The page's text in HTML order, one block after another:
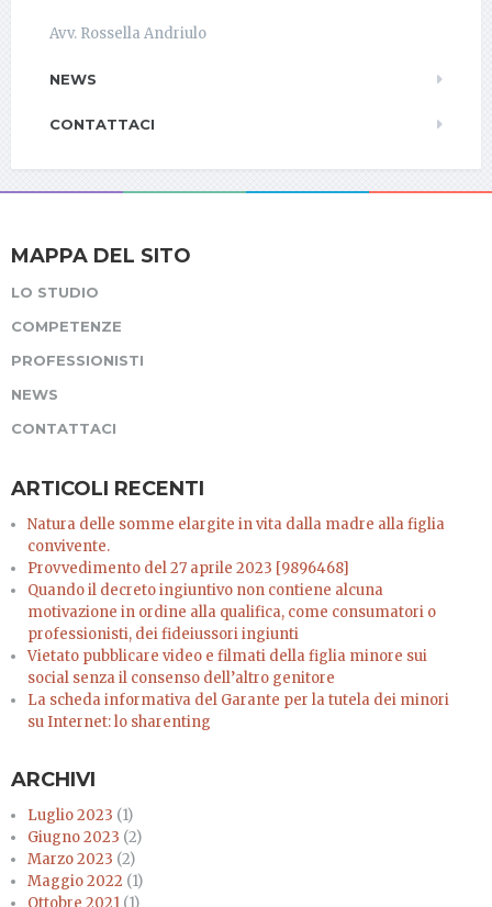
Avv. Rossella Andriulo
NEWS
CONTATTACI
MAPPA DEL SITO
LO STUDIO
COMPETENZE
PROFESSIONISTI
NEWS
CONTATTACI
ARTICOLI RECENTI
Natura delle somme elargite in vita dalla madre alla figlia
convivente.
Provvedimento del 27 aprile 2023 [9896468]
Quando il decreto ingiuntivo non contiene alcuna
motivazione in ordine alla qualifica, come consumatori o
professionisti, dei fideiussori ingiunti
Vietato pubblicare video e filmati della figlia minore sui
social senza il consenso dell’altro genitore
La scheda informativa del Garante per la tutela dei minori
su Internet: lo sharenting
ARCHIVI
Luglio 2023 (1)
Giugno 2023 (2)
Marzo 2023 (2)
Maggio 2022 (1)
Ottobre 2021 (1)